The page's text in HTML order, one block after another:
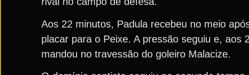
Aos 22 minutos, Padula recebeu no meio
placar para o Peixe. A pressão seguiu e,
mandou no travessão do goleiro Malacize.